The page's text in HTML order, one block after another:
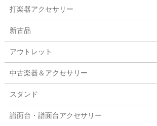
打楽器アクセサリー
新古品
アウトレット
中古楽器＆アクセサリー
スタンド
譜面台・譜面台アクセサリー